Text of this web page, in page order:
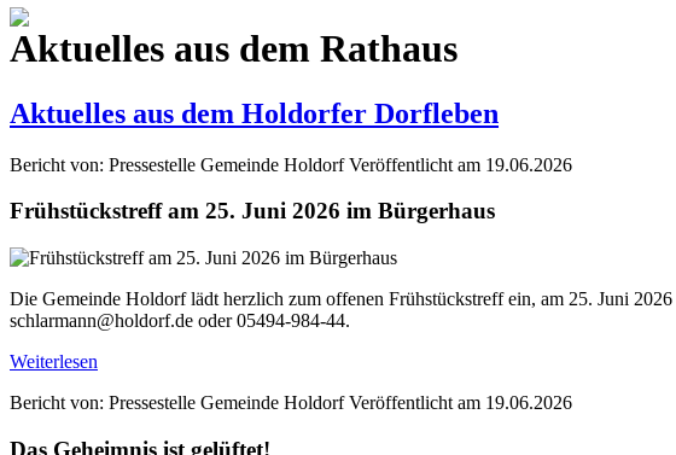
Aktuelles aus dem Rathaus
Aktuelles aus dem Holdorfer Dorfleben
Bericht von: Pressestelle Gemeinde Holdorf Veröffentlicht am 19.06.2026
Frühstückstreff am 25. Juni 2026 im Bürgerhaus
Die Gemeinde Holdorf lädt herzlich zum offenen Frühstückstreff ein, am 25. Juni
schlarmann@holdorf.de oder 05494-984-44.
Weiterlesen
Bericht von: Pressestelle Gemeinde Holdorf Veröffentlicht am 19.06.2026
Das Geheimnis ist gelüftet!